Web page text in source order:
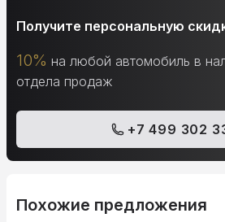
Получите персональную
10% на любой автомобиль в
отдела продаж
+7 499 302
Похожие предложения